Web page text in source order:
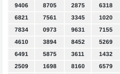
9406
8705 2875 6318
6821
7561 3345 1020
7834
0973 9631 7155
4610
3894 8452 5269
6491
5875 3611 1432
2509
1698 8160 6579